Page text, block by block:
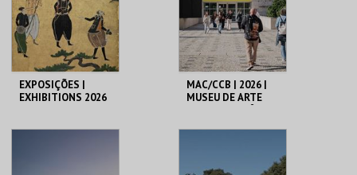
COMPRAR COMPRAR
EXPOSIÇÕES |
EXHIBITIONS 2026
MAC/CCB | 2026 |
MUSEU DE ARTE